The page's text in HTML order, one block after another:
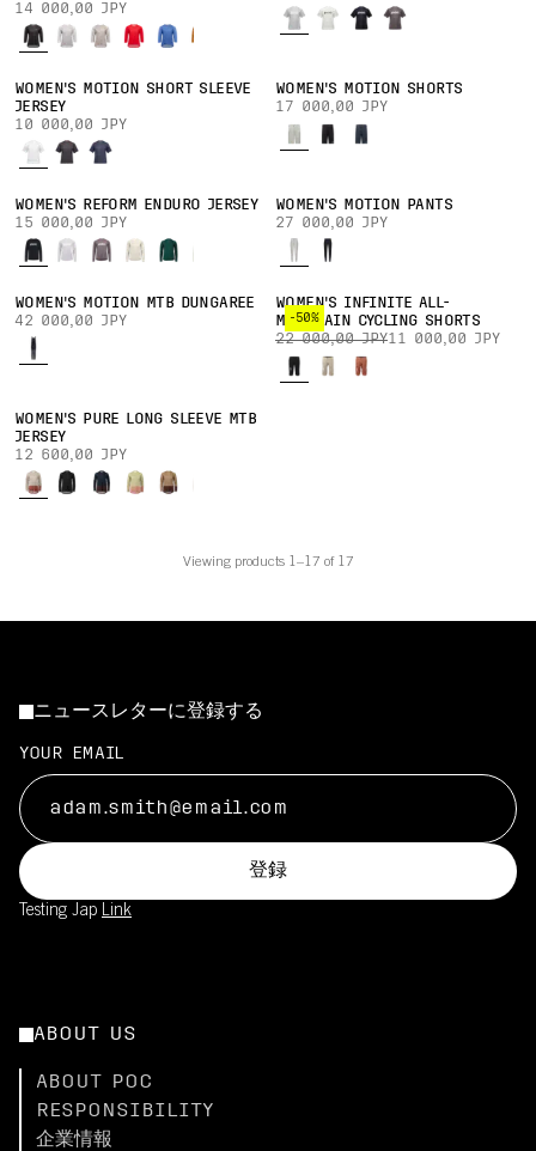
14 000,00 JPY
WOMEN'S MOTION SHORT SLEEVE
JERSEY
10 000,00 JPY
WOMEN'S MOTION SHORTS
17 000,00 JPY
WOMEN'S REFORM ENDURO JERSEY
15 000,00 JPY
WOMEN'S MOTION PANTS
27 000,00 JPY
WOMEN'S MOTION MTB DUNGAREE
42 000,00 JPY
-50%
WOMEN'S INFINITE ALL-
MOUNTAIN CYCLING SHORTS
22 000,00 JPY11 000,00 JPY
WOMEN'S PURE LONG SLEEVE MTB
JERSEY
12 600,00 JPY
Viewing products 1–17 of 17
ニュースレターに登録する
YOUR EMAIL
登録
Testing Jap Link
ABOUT US
ABOUT POC
RESPONSIBILITY
企業情報